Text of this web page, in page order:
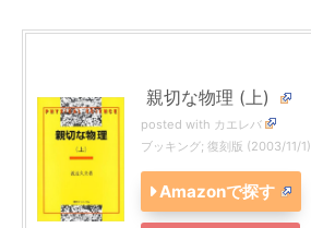
親切な物理 (上)
posted with カエレバ
ブッキング; 復刻版 (2003/11/1)
Amazonで探す